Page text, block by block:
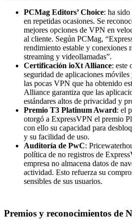
PCMag Editors’ Choice: ha
en repetidas ocasiones. Se
mejores opciones de VPN en
al cliente. Según PCMag,
rendimiento estable y conexiones
streaming y videollamadas”.
Certificación ioXt Alliance: este
seguridad de aplicaciones
las pocas VPN que ha obtenido
Alliance garantiza que las
estándares altos de privacidad y
Premio T3 Platinum Award: el
otorgó a ExpressVPN el premio
con ello su capacidad para
y su facilidad de uso.
Auditoría de PwC:
política de no registros de
empresa no almacena datos de
actividad. Esto refuerza su
sensibles de sus usuarios.
Premios y reconocimientos de